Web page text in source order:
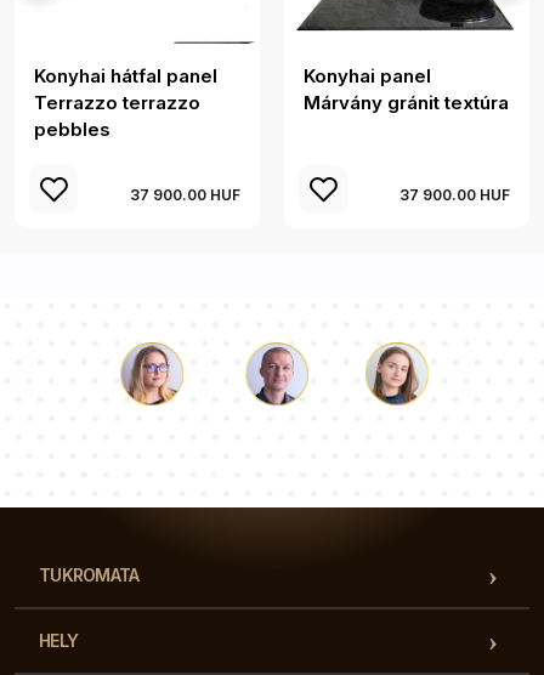
Konyhai hátfal panel
Terrazzo terrazzo
pebbles
37 900.00 HUF
Konyhai panel
Márvány gránit textúra
37 900.00 HUF
TUKROMATA
HELY